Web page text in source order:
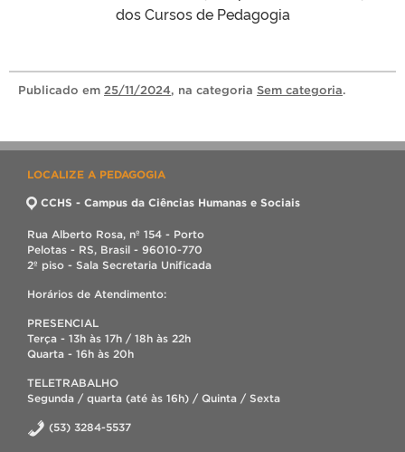
dos Cursos de Pedagogia
Publicado em 25/11/2024, na categoria Sem categoria.
LOCALIZE A PEDAGOGIA
CCHS - Campus da Ciências Humanas e Sociais
Rua Alberto Rosa, nº 154 - Porto
Pelotas - RS, Brasil - 96010-770
2º piso - Sala Secretaria Unificada
Horários de Atendimento:
PRESENCIAL
Terça - 13h às 17h / 18h às 22h
Quarta - 16h às 20h
TELETRABALHO
Segunda / quarta (até às 16h) / Quinta / Sexta
(53) 3284-5537